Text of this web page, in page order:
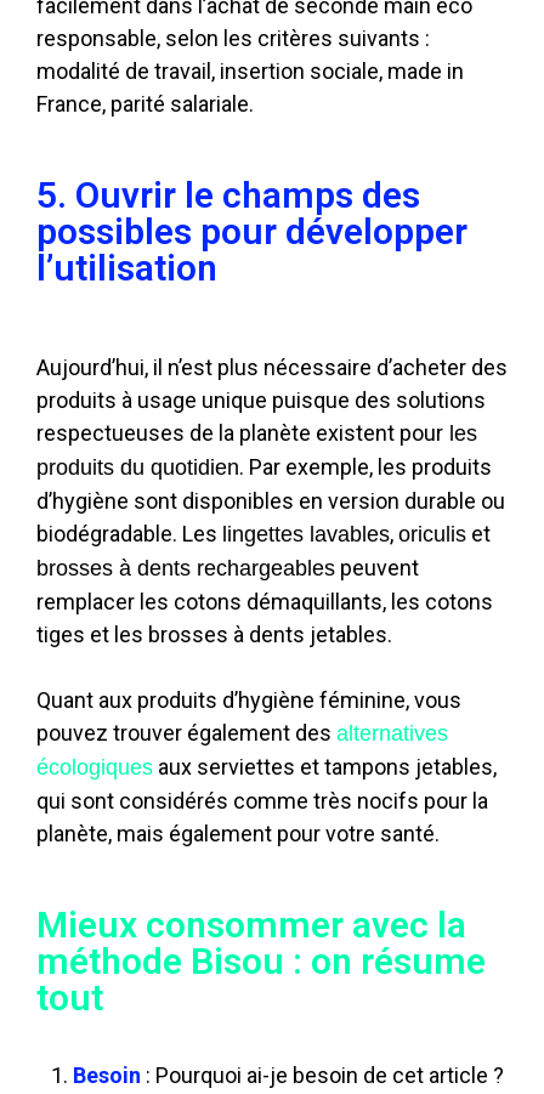
facilement dans l’achat de seconde main éco
responsable, selon les critères suivants :
modalité de travail, insertion sociale, made in
France, parité salariale.
5. Ouvrir le champs des
possibles pour développer
l’utilisation
Aujourd’hui, il n’est plus nécessaire d’acheter des
produits à usage unique puisque des solutions
respectueuses de la planète existent pour les
produits du quotidien. Par exemple, les produits
d’hygiène sont disponibles en version durable ou
biodégradable. Les lingettes lavables, oriculis et
brosses à dents rechargeables peuvent
remplacer les cotons démaquillants, les cotons
tiges et les brosses à dents jetables.
Quant aux produits d’hygiène féminine, vous
pouvez trouver également des alternatives
écologiques aux serviettes et tampons jetables,
qui sont considérés comme très nocifs pour la
planète, mais également pour votre santé.
Mieux consommer avec la
méthode Bisou : on résume
tout
Besoin : Pourquoi ai-je besoin de cet article ?